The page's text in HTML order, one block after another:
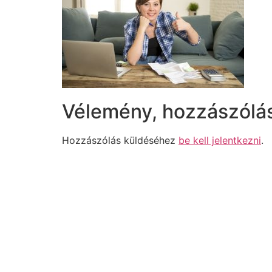
Vélemény,
Hozzászólás küldéséhez be kell jelentkezni.